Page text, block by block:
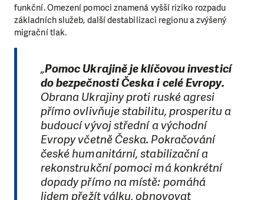
funkční. Omezení pomoci znamená vyšší riziko rozpadu
základních služeb, další destabilizaci regionu a zvýšený
migrační tlak.
„Pomoc Ukrajině je klíčovou investicí
do bezpečnosti Česka i celé Evropy.
Obrana Ukrajiny proti ruské agresi
přímo ovlivňuje stabilitu, prosperitu a
budoucí vývoj střední a východní
Evropy včetně Česka. Pokračování
české humanitární, stabilizační a
rekonstrukční pomoci má konkrétní
dopady přímo na místě: pomáhá
lidem přežít válku, obnovovat